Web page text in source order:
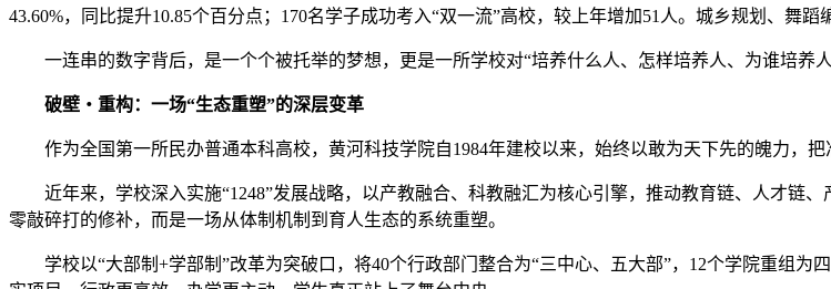
43.60%，同比提升10.85个百分点；170名学子成功考入“双一流”高校，较上年增加51人。城乡规划、舞
一连串的数字背后，是一个个被托举的梦想，更是一所学校对“培养什么人、怎样培养人、为谁培养
破壁・重构：一场“生态重塑”的深层变革
作为全国第一所民办普通本科高校，黄河科技学院自1984年建校以来，始终以敢为天下先的魄力，把
近年来，学校深入实施“1248”发展战略，以产教融合、科教融汇为核心引擎，推动教育链、人才链
零敲碎打的修补，而是一场从体制机制到育人生态的系统重塑。
学校以“大部制+学部制”改革为突破口，将40个行政部门整合为“三中心、五大部”，12个学院重组